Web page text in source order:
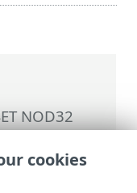
NOD32
> Cómo
producto
cookies